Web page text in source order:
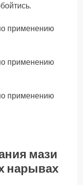
мази
нарывах